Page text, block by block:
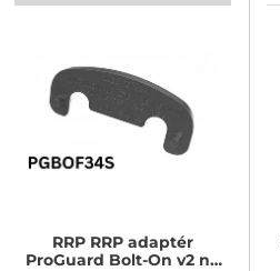
RRP RRP adaptér
ProGuard Bolt-On v2 na